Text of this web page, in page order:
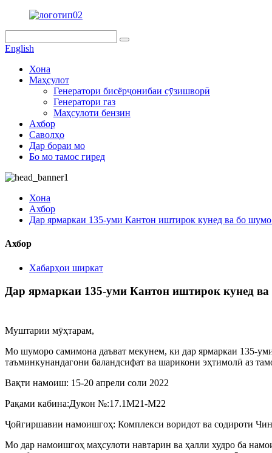
English
Хона
Маҳсулот
Генератори бисёрҷонибаи сӯзишворӣ
Генератори газ
Маҳсулоти бензин
Ахбор
Саволҳо
Дар бораи мо
Бо мо тамос гиред
Хона
Ахбор
Дар ярмаркаи 135-уми Кантон иштирок кунед ва бо
Ахбор
Хабарҳои ширкат
Дар ярмаркаи 135-уми Кантон иштирок кунед
Муштарии мӯҳтарам,
Мо шуморо самимона даъват мекунем, ки дар ярмаркаи 135-
таъминкунандагони баландсифат ва шарикони эҳтимолӣ аз
Вақти намоиш: 15-20 апрели соли 2022
Рақами кабина:Дукон №:17.1M21-M22
Ҷойгиршавии намоишгоҳ: Комплекси воридот ва содироти
Мо дар намоишгоҳ маҳсулоти навтарин ва ҳалли худро ба